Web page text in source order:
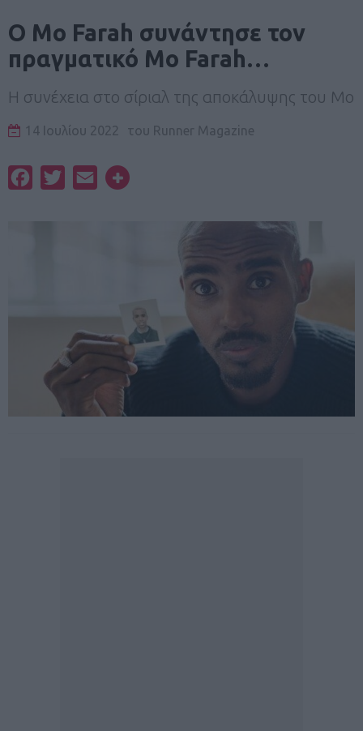
Ο Mo Farah συνάντησε τον
πραγματικό Mo Farah…
Η συνέχεια στο σίριαλ της αποκάλυψης του Mo
14 Ιουλίου 2022 του Runner Magazine
FacebookTwitterEmail